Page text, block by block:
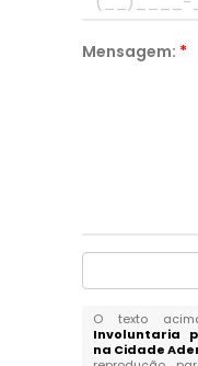
Mensagem: *
O texto
Involuntaria
na Cidade